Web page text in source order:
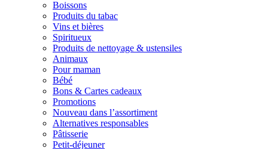
Boissons
Produits du tabac
Vins et bières
Spiritueux
Produits de nettoyage & ustensiles
Animaux
Pour maman
Bébé
Bons & Cartes cadeaux
Promotions
Nouveau dans l’assortiment
Alternatives responsables
Pâtisserie
Petit-déjeuner